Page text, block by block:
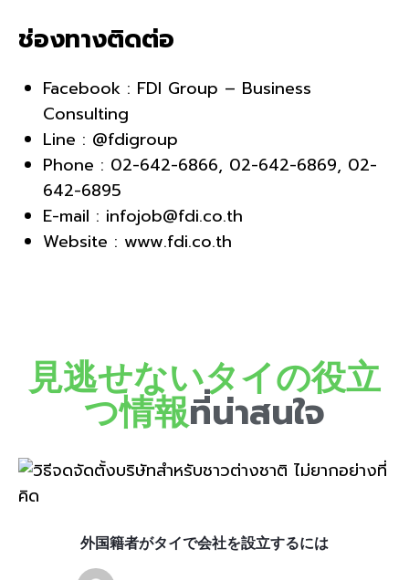
ช่องทางติดต่อ
Facebook : FDI Group – Business
Consulting
Line : @fdigroup
Phone : 02-642-6866, 02-642-6869, 02-
642-6895
E-mail : infojob@fdi.co.th
Website : www.fdi.co.th
見逃せないタイの役立
つ情報ที่น่าสนใจ
外国籍者がタイで会社を設立するには